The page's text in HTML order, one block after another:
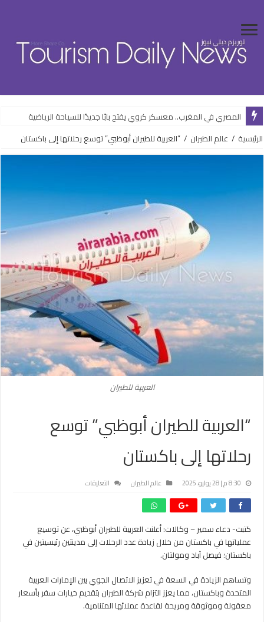
المصري في المغرب.. معسكر كروي يفتح بابًا جديدًا للسياحة الرياضية
الرئيسية / عالم الطيران / “العربية للطيران أبوظبي” توسع رحلاتها إلى باكستان
العربية للطيران
“العربية للطيران أبوظبي” توسع
رحلاتها إلى باكستان
8:30 م | 28 يوليو، 2025 عالم الطيران التعليقات
توسع
رحلاتها
مغلقة
كتبت- دعاء سمير – وكالات: أعلنت العربية للطيران أبوظبي، عن توسيع
عملياتها في باكستان من خلال زيادة عدد الرحلات إلى مدينتين رئيسيتين في
باكستان؛ فيصل آباد ومولتان.
وتساهم الزيادة في السعة في تعزيز الاتصال الجوي بين الإمارات العربية
المتحدة وباكستان، مما يعزز التزام شركة الطيران بتقديم خيارات سفر بأسعار
معقولة وموثوقة ومريحة لقاعدة عملائها المتنامية.